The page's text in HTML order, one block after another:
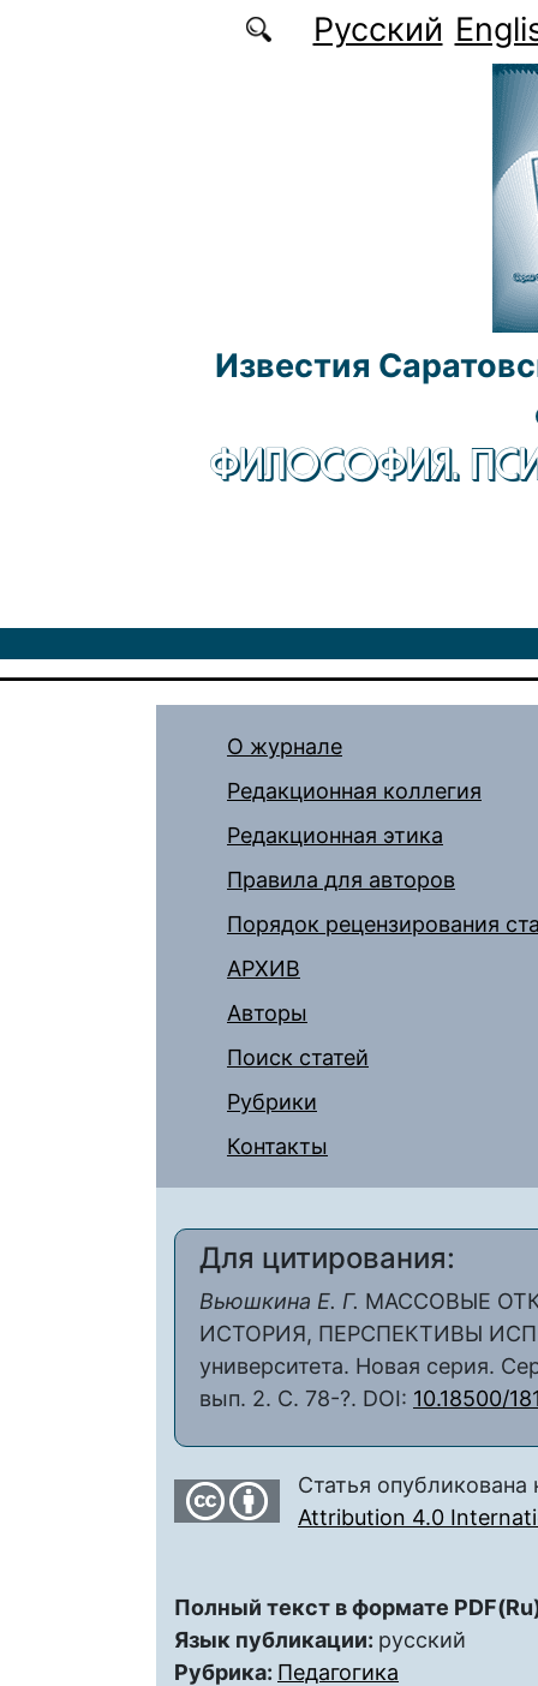
Перейти к основному содержаниюРусский
Известия
ФИЛОСОФИЯ.
О журнале
Редакционная коллегия
Редакционная этика
Правила для авторов
Порядок рецензирования
АРХИВ
Авторы
Поиск статей
Рубрики
Контакты
Для цитирования:
Вьюшкина Е. Г. МАССОВЫЕ
ИСТОРИЯ, ПЕРСПЕКТИВЫ
университета. Новая серия.
вып. 2. С. 78-?. DOI: 10.18500/
Статья
Attribution 4.0
Полный текст в формате
Язык публикации: русский
Рубрика: Педагогика